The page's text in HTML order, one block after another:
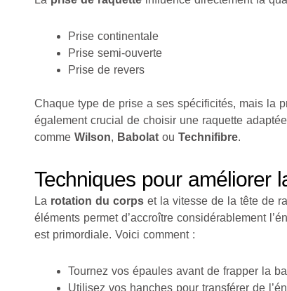
Prise continentale
Prise semi-ouverte
Prise de revers
Chaque type de prise a ses spécificités, mais la
également crucial de choisir une raquette
comme Wilson, Babolat ou Technifibre.
Techniques pour améliorer
La rotation du corps et la vitesse de la tête de
éléments permet d’accroître considérablement
est primordiale. Voici comment :
Tournez vos épaules avant de frapper la
Utilisez vos hanches pour transférer de